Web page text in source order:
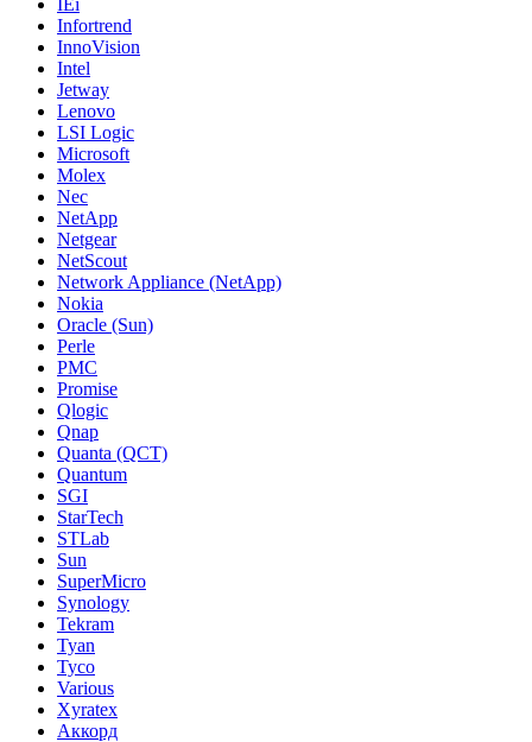
Infortrend
InnoVision
Intel
Jetway
Lenovo
LSI Logic
Microsoft
Molex
Nec
NetApp
Netgear
NetScout
Network Appliance (NetApp)
Nokia
Oracle (Sun)
Perle
PMC
Promise
Qlogic
Qnap
Quanta (QCT)
Quantum
SGI
StarTech
STLab
Sun
SuperMicro
Synology
Tekram
Tyan
Tyco
Various
Xyratex
Аккорд